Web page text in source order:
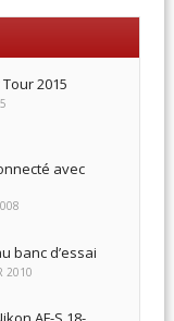
2015
avec
banc d’essai
2010